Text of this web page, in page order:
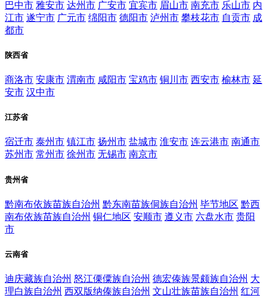
巴中市 雅安市 达州市 广安市 宜宾市 眉山市 南充市 乐山市 内
江市 遂宁市 广元市 绵阳市 德阳市 泸州市 攀枝花市 自贡市 成
都市
陕西省
商洛市 安康市 渭南市 咸阳市 宝鸡市 铜川市 西安市 榆林市 延
安市 汉中市
江苏省
宿迁市 泰州市 镇江市 扬州市 盐城市 淮安市 连云港市 南通市
苏州市 常州市 徐州市 无锡市 南京市
贵州省
黔南布依族苗族自治州 黔东南苗族侗族自治州 毕节地区 黔西
南布依族苗族自治州 铜仁地区 安顺市 遵义市 六盘水市 贵阳
市
云南省
迪庆藏族自治州 怒江傈僳族自治州 德宏傣族景颇族自治州 大
理白族自治州 西双版纳傣族自治州 文山壮族苗族自治州 红河